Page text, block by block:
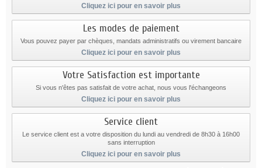
Cliquez ici pour en savoir plus
Les modes de paiement
Vous pouvez payer par chèques, mandats administratifs ou virement bancaire
Cliquez ici pour en savoir plus
Votre Satisfaction est importante
Si vous n'êtes pas satisfait de votre achat, nous vous l'échangeons
Cliquez ici pour en savoir plus
Service client
Le service client est a votre disposition du lundi au vendredi de 8h30 à 16h00
sans interruption
Cliquez ici pour en savoir plus